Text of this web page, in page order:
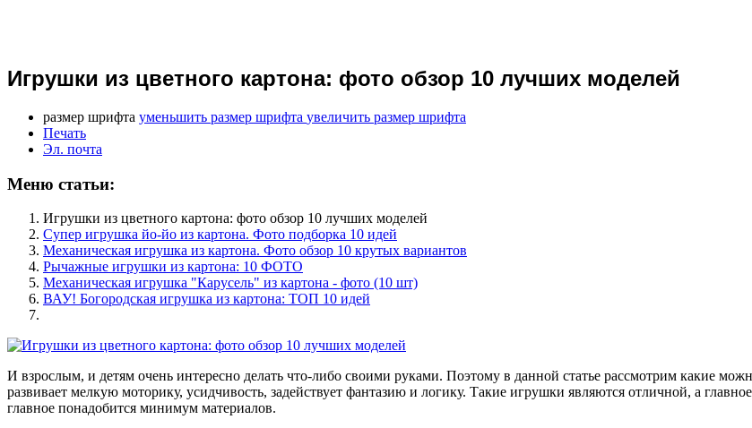
Игрушки из цветного картона: фото обзор 10 лучших моделей
размер шрифта уменьшить размер шрифта увеличить размер шрифта
Печать
Эл. почта
Меню статьи:
Игрушки из цветного картона: фото обзор 10 лучших моделей
Супер игрушка йо-йо из картона. Фото подборка 10 идей
Механическая игрушка из картона. Фото обзор 10 крутых вариантов
Рычажные игрушки из картона: 10 ФОТО
Механическая игрушка "Карусель" из картона - фото (10 шт)
ВАУ! Богородская игрушка из картона: ТОП 10 идей
И взрослым, и детям очень интересно делать что-либо своими руками. Поэтому в данной статье рассмотрим какие
развивает мелкую моторику, усидчивость, задействует фантазию и логику. Такие игрушки являются отличной, а
главное понадобится минимум материалов.